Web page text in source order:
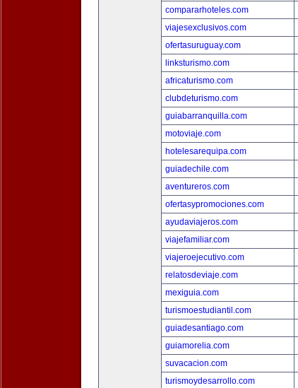
compararhoteles.com
viajesexclusivos.com
ofertasuruguay.com
linksturismo.com
africaturismo.com
clubdeturismo.com
guiabarranquilla.com
motoviaje.com
hotelesarequipa.com
guiadechile.com
aventureros.com
ofertasypromociones.com
ayudaviajeros.com
viajefamiliar.com
viajeroejecutivo.com
relatosdeviaje.com
mexiguia.com
turismoestudiantil.com
guiadesantiago.com
guiamorelia.com
suvacacion.com
turismoydesarrollo.com